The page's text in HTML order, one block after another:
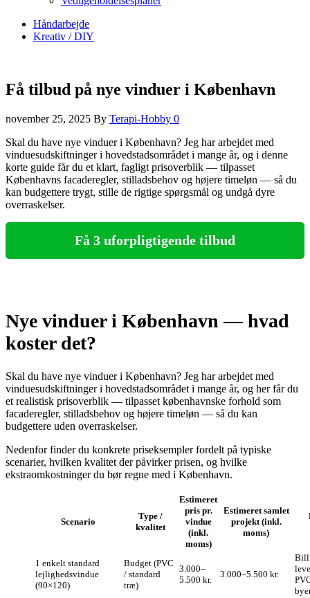
Håndarbejde
Kreativ / DIY
Få tilbud på nye vinduer i København
november 25, 2025 By Terapi-Hobby 0
Skal du have nye vinduer i København? Jeg har arbejdet med
vinduesudskiftninger i hovedstadsområdet i mange år, og i denne
korte guide får du et klart, fagligt prisoverblik — tilpasset
Københavns facaderegler, stilladsbehov og højere timeløn — så du
kan budgettere trygt, stille de rigtige spørgsmål og undgå dyre
overraskelser.
Få 3 uforpligtigende tilbud
Nye vinduer i København — hvad
koster det?
Skal du have nye vinduer i København? Jeg har arbejdet med
vinduesudskiftninger i hovedstadsområdet i mange år, og her får du
et realistisk prisoverblik — tilpasset københavnske forhold som
facaderegler, stilladsbehov og højere timeløn — så du kan
budgettere uden overraskelser.
Nedenfor finder du konkrete priseksempler fordelt på typiske
scenarier, hvilken kvalitet der påvirker prisen, og hvilke
ekstraomkostninger du bør regne med i København.
Scenario
Type /
kvalitet
Estimeret
pris pr.
vindue
(inkl.
moms)
Estimeret samlet
projekt (inkl.
moms)
1 enkelt standard
lejlighedsvindue
(90×120)
Budget (PVC
/ standard
træ)
3.000–
5.500 kr.
3.000–5.500 kr.